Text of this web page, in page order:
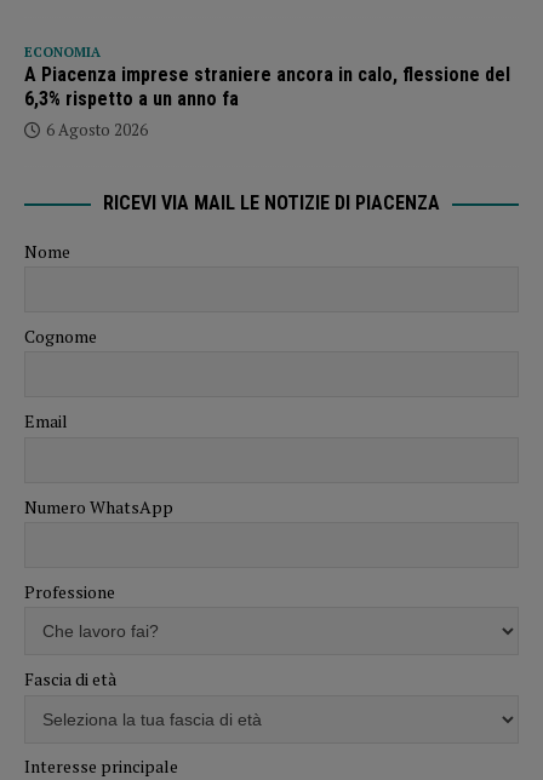
ECONOMIA
A Piacenza imprese straniere ancora in calo, flessione del
6,3% rispetto a un anno fa
6 Agosto 2026
RICEVI VIA MAIL LE NOTIZIE DI PIACENZA
Nome
Cognome
Email
Numero WhatsApp
Professione
Fascia di età
Interesse principale